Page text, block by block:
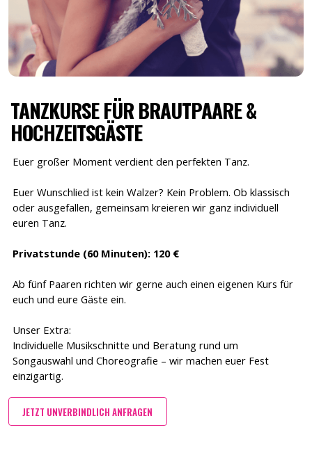
TANZKURSE FÜR BRAUTPAARE &
HOCHZEITSGÄSTE
Euer großer Moment verdient den perfekten Tanz.
Euer Wunschlied ist kein Walzer? Kein Problem. Ob klassisch
oder ausgefallen, gemeinsam kreieren wir ganz individuell
euren Tanz.
Privatstunde (60 Minuten): 120 €
Ab fünf Paaren richten wir gerne auch einen eigenen Kurs für
euch und eure Gäste ein.
Unser Extra:
Individuelle Musikschnitte und Beratung rund um
Songauswahl und Choreografie – wir machen euer Fest
einzigartig.
JETZT UNVERBINDLICH ANFRAGEN